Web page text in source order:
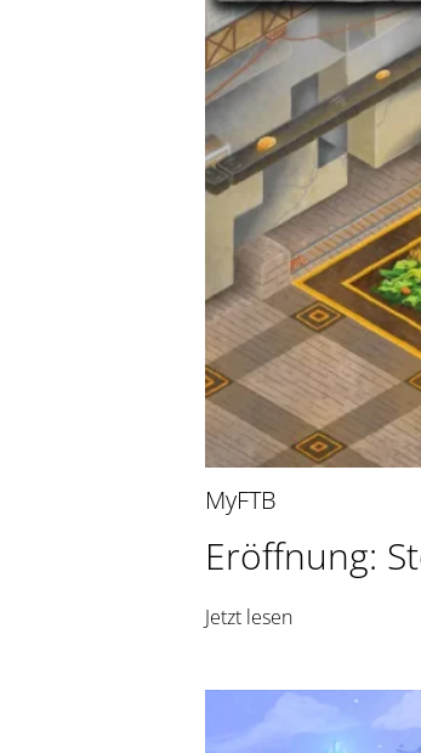
MyFTB
Eröffnung:
Jetzt lesen